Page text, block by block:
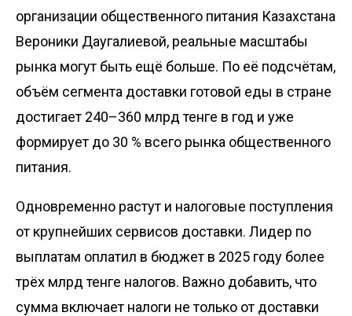
организации общественного питания Казахстана
Вероники Даугалиевой, реальные масштабы
рынка могут быть ещё больше. По её подсчётам,
объём сегмента доставки готовой еды в стране
достигает 240–360 млрд тенге в год и уже
формирует до 30 % всего рынка общественного
питания.
Одновременно растут и налоговые поступления
от крупнейших сервисов доставки. Лидер по
выплатам оплатил в бюджет в 2025 году более
трёх млрд тенге налогов. Важно добавить, что
сумма включает налоги не только от доставки